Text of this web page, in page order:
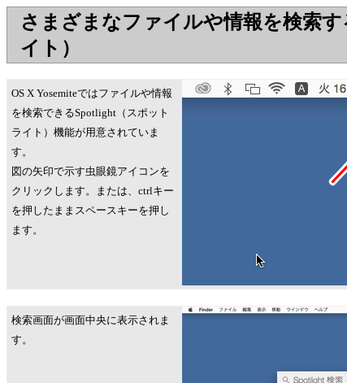
さまざまなファイルや情報を検索
イト）
OS X Yosemiteではファイルや情報
を検索できるSpotlight（スポット
ライト）機能が用意されていま
す。
図の矢印で示す虫眼鏡アイコンを
クリックします。または、ctrlキー
を押したままスペースキーを押し
ます。
検索画面が画面中央に表示されま
す。